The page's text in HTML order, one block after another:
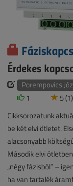
Érdekes
Porempovics
1
5 (1)
Cikksorozatunk
be két elvi ötletet.
alacsonyabb
Második elvi
„négy fázisból” –
ha van tartalék